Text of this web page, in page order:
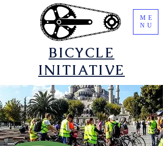
​BICYCLE
INITIATIVE
ME
NU